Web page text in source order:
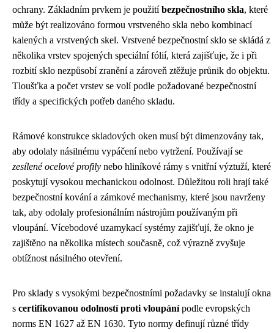
ochrany. Základním prvkem je použitíbezpečnostního skla, které
může být realizováno formou vrstveného skla nebo kombinací
kalených a vrstvených skel. Vrstvené bezpečnostní sklo se skládá z
několika vrstev spojených speciální fólií, která zajišťuje, že i při
rozbití sklo nezpůsobí zranění a zároveň ztěžuje průnik do objektu.
Tloušťka a počet vrstev se volí podle požadované bezpečnostní
třídy a specifických potřeb daného skladu.
Rámové konstrukce skladových oken musí být dimenzovány tak,
aby odolaly násilnému vypáčení nebo vytržení. Používají se
zesílené ocelové profily nebo hliníkové rámy s vnitřní výztuží, které
poskytují vysokou mechanickou odolnost. Důležitou roli hrají také
bezpečnostní kování a zámkové mechanismy, které jsou navrženy
tak, aby odolaly profesionálním nástrojům používaným při
vloupání. Vícebodové uzamykací systémy zajišťují, že okno je
zajištěno na několika místech současně, což výrazně zvyšuje
obtížnost násilného otevření.
Pro sklady s vysokými bezpečnostními požadavky se instalují okna
s certifikovanou odolností proti vloupánípodle evropských
norms EN 1627 až EN 1630. Tyto normy definují různé třídy